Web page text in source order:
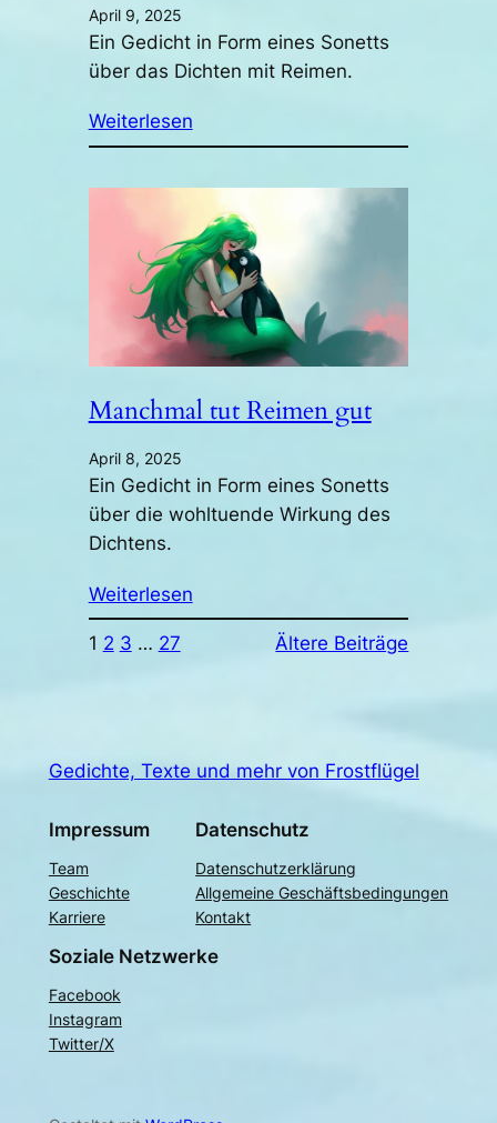
April 9, 2025
Ein Gedicht in Form eines Sonetts
über das Dichten mit Reimen.
Weiterlesen
Manchmal tut Reimen gut
April 8, 2025
Ein Gedicht in Form eines Sonetts
über die wohltuende Wirkung des
Dichtens.
Weiterlesen
1 2 3 … 27 Ältere Beiträge
Gedichte, Texte und mehr von Frostflügel
Impressum
Team
Geschichte
Karriere
Datenschutz
Datenschutzerklärung
Allgemeine Geschäftsbedingungen
Kontakt
Soziale Netzwerke
Facebook
Instagram
Twitter/X